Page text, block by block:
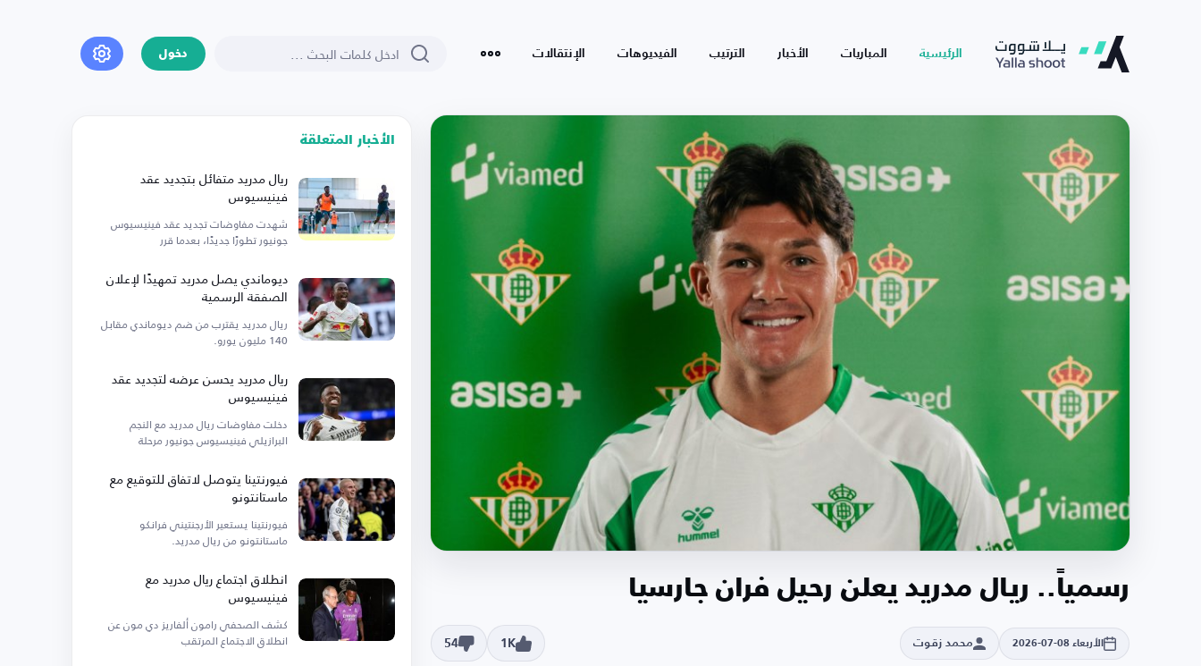
الرئيسية المباريات الأخبار الترتيب الفيديوهات الإنتقالات دخول
رسمياً.. ريال مدريد يعلن رحيل فران جارسيا
الأربعاء 08-07-2026 محمد زقوت 1K
54
الأخبار المتعلقة
ريال مدريد متفائل بتجديد عقد
فينيسيوس
شهدت مفاوضات تجديد عقد فينيسيوس
جونيور تطورًا جديدًا، بعدما قرر
ديوماندي يصل مدريد تمهيدًا لإعلان
الصفقة الرسمية
ريال مدريد يقترب من ضم ديوماندي مقابل
140 مليون يورو.
ريال مدريد يحسن عرضه لتجديد عقد
فينيسيوس
دخلت مفاوضات ريال مدريد مع النجم
البرازيلي فينيسيوس جونيور مرحلة
فيورنتينا يتوصل لاتفاق للتوقيع مع
ماستانتونو
فيورنتينا يستعير الأرجنتيني فرانكو
ماستانتونو من ريال مدريد.
انطلاق اجتماع ريال مدريد مع
فينيسيوس
كشف الصحفي رامون ألفاريز دي مون عن
انطلاق الاجتماع المرتقب